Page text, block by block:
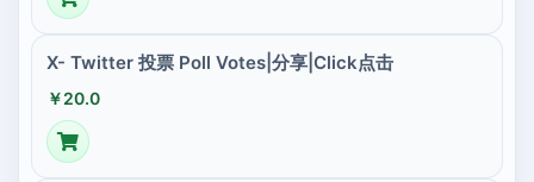
X- Twitter 投票 Poll Votes|分享|Click点击
￥20.0